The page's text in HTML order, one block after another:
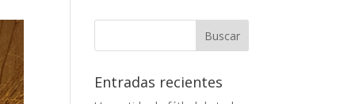
Entradas recientes